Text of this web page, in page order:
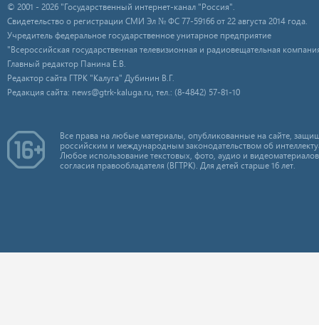
© 2001 - 2026 "Государственный интернет-канал "Россия".
Свидетельство о регистрации СМИ Эл № ФС 77-59166 от 22 августа 2014 года.
Учредитель федеральное государственное унитарное предприятие
"Всероссийская государственная телевизионная и радиовещательная
Главный редактор Панина Е.В.
Редактор сайта ГТРК "Калуга" Дубинин В.Г.
Редакция сайта: news@gtrk-kaluga.ru, тел.: (8-4842) 57-81-10
Все права на любые материалы, опубликованные на сайте,
российским и международным законодательством об
Любое использование текстовых, фото, аудио и
согласия правообладателя (ВГТРК). Для детей старше 16 лет.